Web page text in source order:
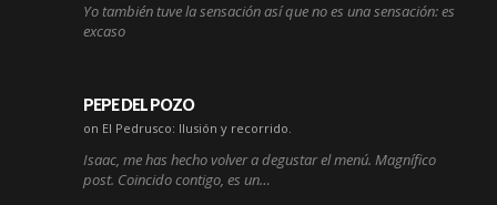
Yo también tuve la sensación así que no es una sensación: es
excaso
PEPE DEL POZO
on El Pedrusco: Ilusión y recorrido.
Isaac, me has hecho volver a degustar el menú. Magnífico
post. Coincido contigo, es un…